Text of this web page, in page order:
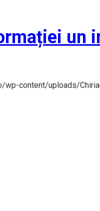
un
wp-content/uploads/